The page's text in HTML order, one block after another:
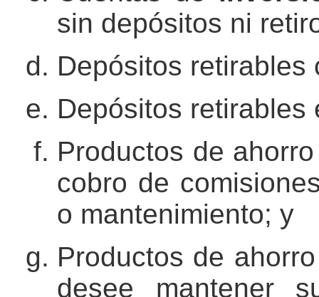
sin depósitos ni
Depósitos
Depósitos
Productos de
cobro de
o mantenimiento; y
Productos de
desee mantener